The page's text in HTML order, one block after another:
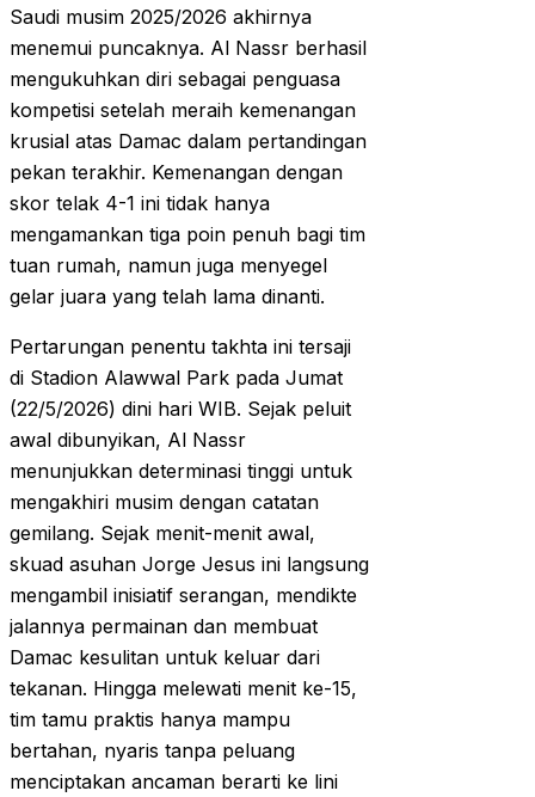
Saudi musim 2025/2026 akhirnya
menemui puncaknya. Al Nassr berhasil
mengukuhkan diri sebagai penguasa
kompetisi setelah meraih kemenangan
krusial atas Damac dalam pertandingan
pekan terakhir. Kemenangan dengan
skor telak 4-1 ini tidak hanya
mengamankan tiga poin penuh bagi tim
tuan rumah, namun juga menyegel
gelar juara yang telah lama dinanti.
Pertarungan penentu takhta ini tersaji
di Stadion Alawwal Park pada Jumat
(22/5/2026) dini hari WIB. Sejak peluit
awal dibunyikan, Al Nassr
menunjukkan determinasi tinggi untuk
mengakhiri musim dengan catatan
gemilang. Sejak menit-menit awal,
skuad asuhan Jorge Jesus ini langsung
mengambil inisiatif serangan, mendikte
jalannya permainan dan membuat
Damac kesulitan untuk keluar dari
tekanan. Hingga melewati menit ke-15,
tim tamu praktis hanya mampu
bertahan, nyaris tanpa peluang
menciptakan ancaman berarti ke lini